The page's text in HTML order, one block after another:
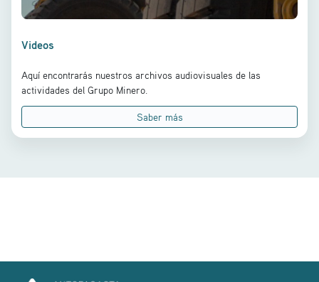
Videos
Aquí encontrarás nuestros archivos audiovisuales de las
actividades del Grupo Minero.
Saber más